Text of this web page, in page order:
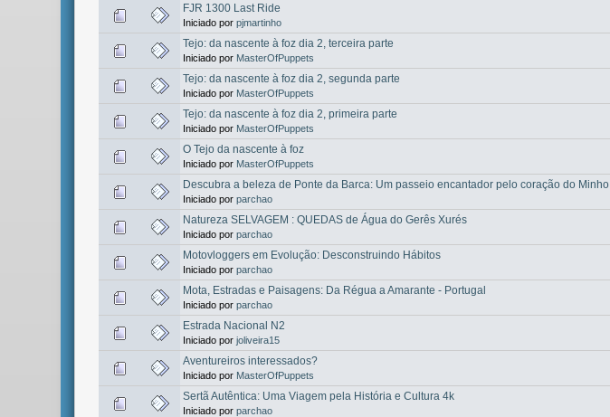
FJR 1300 Last Ride
Iniciado porpjmartinho
Tejo: da nascente à foz dia 2, terceira parte
Iniciado por MasterOfPuppets
Tejo: da nascente à foz dia 2, segunda parte
Iniciado por MasterOfPuppets
Tejo: da nascente à foz dia 2, primeira parte
Iniciado por MasterOfPuppets
O Tejo da nascente à foz
Iniciado por MasterOfPuppets
Descubra a beleza de Ponte da Barca: Um passeio encantador pelo coração do Minho
Iniciado porparchao
Natureza SELVAGEM : QUEDAS de Água do Gerês Xurés
Iniciado porparchao
Motovloggers em Evolução: Desconstruindo Hábitos
Iniciado porparchao
Mota, Estradas e Paisagens: Da Régua a Amarante - Portugal
Iniciado porparchao
Estrada Nacional N2
Iniciado porjoliveira15
Aventureiros interessados?
Iniciado por MasterOfPuppets
Sertã Autêntica: Uma Viagem pela História e Cultura 4k
Iniciado porparchao